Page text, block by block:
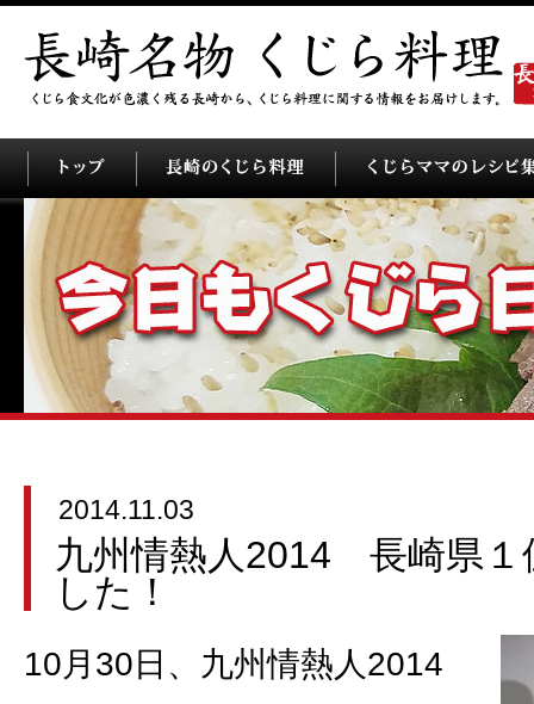
2014.11.03
九州情熱人2014 長崎県１
した！
10月30日、九州情熱人2014